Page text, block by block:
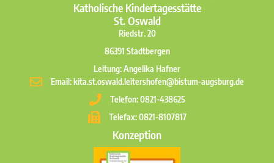
Katholische Kindertagesstätte
St. Oswald
Riedstr. 20
86391 Stadtbergen
Leitung: Angelika Hafner
Email: kita.st.oswald.leitershofen@bistum-augsburg.de
Telefon: 0821-438625
Telefax: 0821-8107817
Konzeption